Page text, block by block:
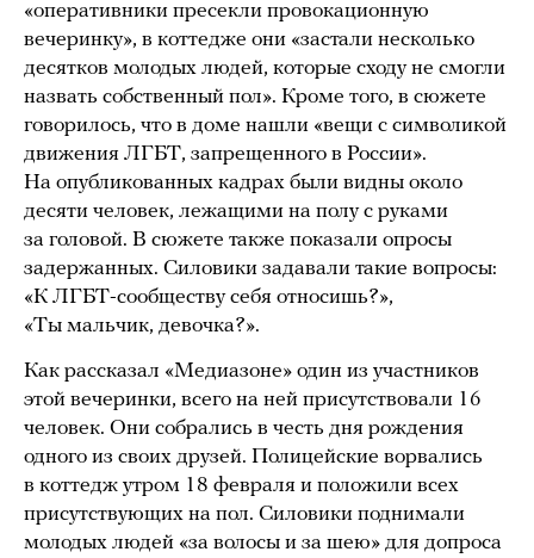
«оперативники пресекли провокационную
вечеринку», в коттедже они «застали несколько
десятков молодых людей, которые сходу не смогли
назвать собственный пол». Кроме того, в сюжете
говорилось, что в доме нашли «вещи с символикой
движения ЛГБТ, запрещенного в России».
На опубликованных кадрах были видны около
десяти человек, лежащими на полу с руками
за головой. В сюжете также показали опросы
задержанных. Силовики задавали такие вопросы:
«К ЛГБТ-сообществу себя относишь?»,
«Ты мальчик, девочка?».
Как рассказал «Медиазоне» один из участников
этой вечеринки, всего на ней присутствовали 16
человек. Они собрались в честь дня рождения
одного из своих друзей. Полицейские ворвались
в коттедж утром 18 февраля и положили всех
присутствующих на пол. Силовики поднимали
молодых людей «за волосы и за шею» для допроса